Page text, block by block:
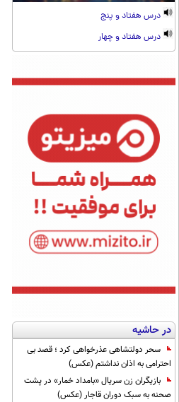
درس هفتاد و پنج
درس هفتاد و چهار
در حاشیه
سحر دولتشاهی عذرخواهی کرد ؛ قصد بی
احترامی به اذان نداشتم (عکس)
بازیگران زن سریال «بامداد خمار» در پشت
صحنه به سبک دوران قاجار (عکس)